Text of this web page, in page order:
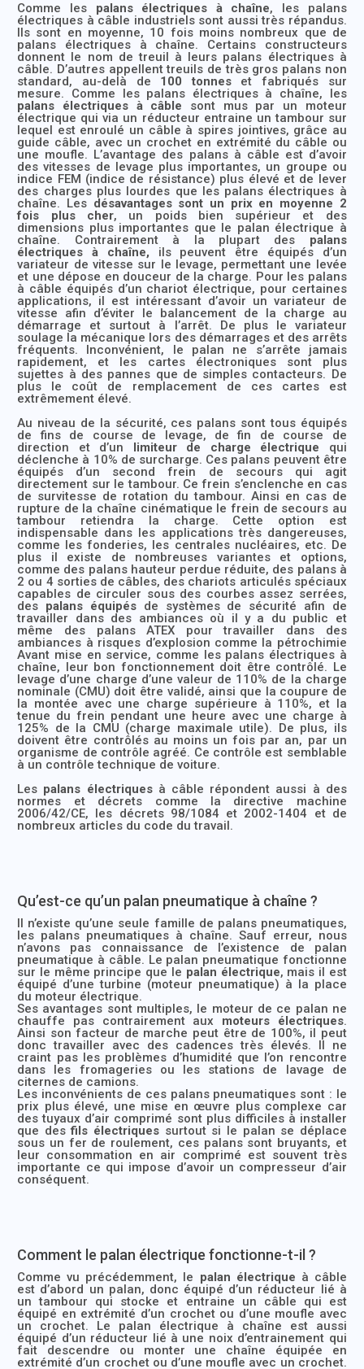
Comme les palans électriques à chaîne, les palans
électriques à câble industriels sont aussi très répandus.
Ils sont en moyenne, 10 fois moins nombreux que de
palans électriques à chaîne. Certains constructeurs
donnent le nom de treuil à leurs palans électriques à
câble. D’autres appellent treuils de très gros palans non
standard, au-delà de 100 tonneset fabriqués sur
mesure. Comme les palans électriques à chaîne, les
palans électriques à câble sont mus par un moteur
électrique qui via un réducteur entraine un tambour sur
lequel est enroulé un câble à spires jointives, grâce au
guide câble, avec un crochet en extrémité du câble ou
une moufle. L’avantage des palans à câble est d’avoir
des vitesses de levage plus importantes, un groupe ou
indice FEM (indice de résistance) plus élevé et de lever
des charges plus lourdes que les palans électriques à
chaîne. Les désavantages sont un prix en moyenne 2
fois plus cher, un poids bien supérieur et des
dimensions plus importantes que le palan électrique à
chaîne. Contrairement à la plupart des palans
électriques à chaîne, ils peuvent être équipés d’un
variateur de vitesse sur le levage, permettant une levée
et une dépose en douceur de la charge. Pour les palans
à câble équipés d’un chariot électrique, pour certaines
applications, il est intéressant d’avoir un variateur de
vitesse afin d’éviter le balancement de la charge au
démarrage et surtout à l’arrêt. De plus le variateur
soulage la mécanique lors des démarrages et des arrêts
fréquents. Inconvénient, le palan ne s’arrête jamais
rapidement, et les cartes électroniques sont plus
sujettes à des pannes que de simples contacteurs. De
plus le coût de remplacement de ces cartes est
extrêmement élevé.
Au niveau de la sécurité, ces palans sont tous équipés
de fins de course de levage, de fin de course de
direction et d’un limiteur de charge électrique qui
déclenche à 10% de surcharge. Ces palans peuvent être
équipés d’un second frein de secours qui agit
directement sur le tambour. Ce frein s’enclenche en cas
de survitesse de rotation du tambour. Ainsi en cas de
rupture de la chaîne cinématique le frein de secours au
tambour retiendra la charge. Cette option est
indispensable dans les applications très dangereuses,
comme les fonderies, les centrales nucléaires, etc. De
plus il existe de nombreuses variantes et options,
comme des palans hauteur perdue réduite, des palans à
2 ou 4 sorties de câbles, des chariots articulés spéciaux
capables de circuler sous des courbes assez serrées,
des palans équipésde systèmes de sécurité afin de
travailler dans des ambiances où il y a du public et
même des palans ATEX pour travailler dans des
ambiances à risques d’explosion comme la pétrochimie
Avant mise en service, comme les palans électriques à
chaîne, leur bon fonctionnement doit être contrôlé. Le
levage d’une charge d’une valeur de 110% de la charge
nominale (CMU) doit être validé, ainsi que la coupure de
la montée avec une charge supérieure à 110%, et la
tenue du frein pendant une heure avec une charge à
125% de la CMU (charge maximale utile). De plus, ils
doivent être contrôlés au moins un fois par an, par un
organisme de contrôle agréé. Ce contrôle est semblable
à un contrôle technique de voiture.
Les palans électriquesà câble répondent aussi à des
normes et décrets comme la directive machine
2006/42/CE, les décrets 98/1084 et 2002-1404 et de
nombreux articles du code du travail.
Qu’est-ce qu’un palan pneumatique à chaîne ?
Il n’existe qu’une seule famille de palans pneumatiques,
les palans pneumatiques à chaîne. Sauf erreur, nous
n’avons pas connaissance de l’existence de palan
pneumatique à câble. Le palan pneumatique fonctionne
sur le même principe que le palan électrique, mais il est
équipé d’une turbine (moteur pneumatique) à la place
du moteur électrique.
Ses avantages sont multiples, le moteur de ce palan ne
chauffe pas contrairement aux moteurs électriques.
Ainsi son facteur de marche peut être de 100%, il peut
donc travailler avec des cadences très élevés. Il ne
craint pas les problèmes d’humidité que l’on rencontre
dans les fromageries ou les stations de lavage de
citernes de camions.
Les inconvénients de ces palans pneumatiques sont : le
prix plus élevé, une mise en œuvre plus complexe car
des tuyaux d’air comprimé sont plus difficiles à installer
que desfils électriques surtout si le palan se déplace
sous un fer de roulement, ces palans sont bruyants, et
leur consommation en air comprimé est souvent très
importante ce qui impose d’avoir un compresseur d’air
conséquent.
Comment le palan électrique fonctionne-t-il ?
Comme vu précédemment, le palan électrique à câble
est d’abord un palan, donc équipé d’un réducteur lié à
un tambour qui stocke et entraine un câble qui est
équipé en extrémité d’un crochet ou d’une moufle avec
un crochet. Le palan électrique à chaîne est aussi
équipé d’un réducteur lié à une noix d’entrainement qui
fait descendre ou monter une chaîne équipée en
extrémité d’un crochet ou d’une moufle avec un crochet.